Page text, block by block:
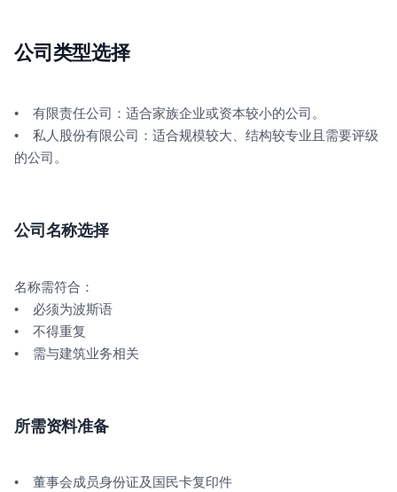
公司类型选择
• 有限责任公司：适合家族企业或资本较小的公司。
• 私人股份有限公司：适合规模较大、结构较专业且需要评级
的公司。
公司名称选择
名称需符合：
• 必须为波斯语
• 不得重复
• 需与建筑业务相关
所需资料准备
• 董事会成员身份证及国民卡复印件